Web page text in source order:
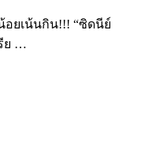
อยเน้นกิน!!! “ซิดนีย์
ย …